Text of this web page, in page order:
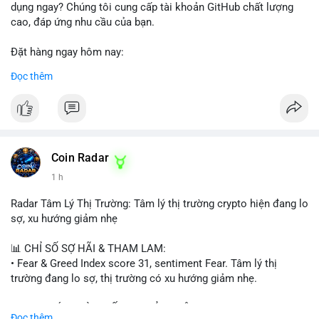
dụng ngay? Chúng tôi cung cấp tài khoản GitHub chất lượng
cao, đáp ứng nhu cầu của bạn.
Đặt hàng ngay hôm nay:
✅ Phản hồi trong 24 giờ
✅ WhatsApp: +1 (66
✅ Telegram: @localpvashop
Liên hệ ngay để được tư vấn và hỗ trợ nhanh nhất!
Đọc thêm
Coin Radar
1 h
Radar Tâm Lý Thị Trường: Tâm lý thị trường crypto hiện đang lo
sợ, xu hướng giảm nhẹ
📊 CHỈ SỐ SỢ HÃI & THAM LAM:
• Fear & Greed Index score 31, sentiment Fear. Tâm lý thị
trường đang lo sợ, thị trường có xu hướng giảm nhẹ.